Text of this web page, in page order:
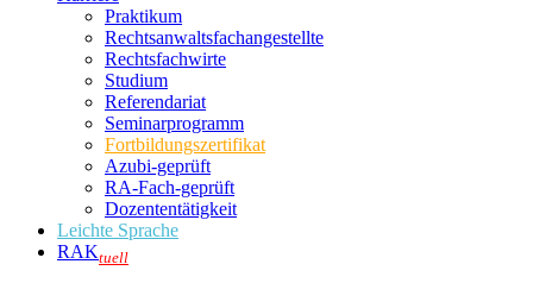
Praktikum
Rechtsanwalts­fachangestellte
Rechtsfachwirte
Studium
Referendariat
Seminarprogramm
Fortbildungszertifikat
Azubi-geprüft
RA-Fach-geprüft
Dozententätigkeit
Leichte Sprache
RAKtuell